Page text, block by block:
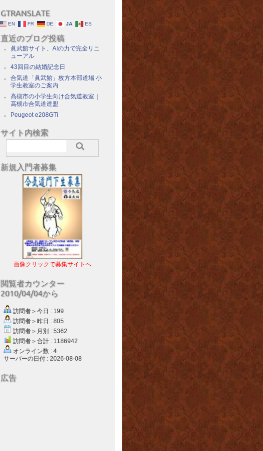
GTRANSLATE
EN FR DE JA ES
直近のブログ投稿
眞武館サイト、AIの力で完全リニ
ューアル
43回目の結婚記念日
合気道「眞武館」枚方本部道場 小
学生教室のご案内
高槻市の小学生向け合気道教室｜
高槻市合気道連盟
Peugeot e208GTi
サイト内検索
新規入門者募集
画像クリックで募集サイトへ
閲覧者カウンター
2010/04/04から
訪問者＞今日 : 199
訪問者＞昨日 : 805
訪問者＞月別 : 5362
訪問者＞合計 : 1186942
オンライン数 : 4
サーバーの日付 : 2026-08-08
広告